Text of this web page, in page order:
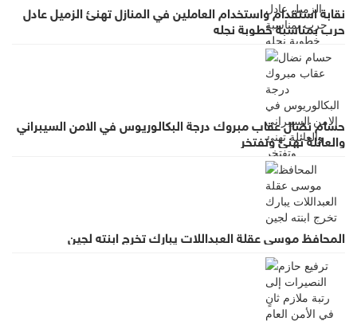
نقابة استقدام واستخدام العاملين في المنازل تهنئ الزميل عادل
حرب بمناسبة خطوبة نجله
حسام نضال عقاب مبروك درجة البكالوريوس في الامن السيبراني
والعائلة تهنئ وتفتخر
المحافظ موسى عقلة العبداللات يبارك تخرج ابنته لجين